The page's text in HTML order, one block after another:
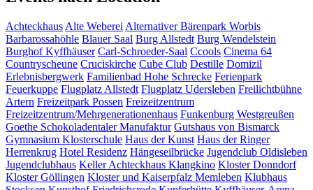
Achteckhaus Alte Weberei Alternativer Bärenpark Worbis
Barbarossahöhle Blauer Saal Burg Allstedt Burg Wendelstein
Burghof Kyffhäuser Carl-Schroeder-Saal Ccools Cinema 64
Countryscheune Cruciskirche Cube Club Destille Domizil
Erlebnisbergwerk Familienbad Hohe Schrecke Ferienpark
Feuerkuppe Flugplatz Allstedt Flugplatz Udersleben Freilichtbühne
Artern Freizeitpark Possen Freizeitzentrum
Freizeitzentrum/Mehrgenerationenhaus Funkenburg Westgreußen
Goethe Schokoladentaler Manufaktur Gutshaus von Bismarck
Gymnasium Klosterschule Haus der Kunst Haus der Ringer
Herrenkrug Hotel Residenz Hängeseilbrücke Jugendclub Oldisleben
Jugendclubhaus Keller Achteckhaus Klangkino Kloster Donndorf
Kloster Göllingen Kloster und Kaiserpfalz Memleben Klubhaus